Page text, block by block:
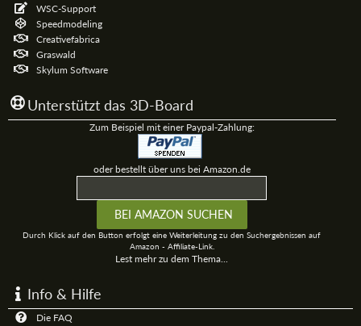
WSC-Support
Speedmodeling
Creativefabrica
Graswald
Skylum Software
Unterstützt das 3D-Board
Zum Beispiel mit einer Paypal-Zahlung:
oder bestellt über uns bei Amazon.de
Durch Klick auf den Button erfolgt eine Weiterleitung zu den Suchergebnissen auf
Amazon - Affiliate-Link.
Lest mehr zu dem Thema...
Info & Hilfe
Die FAQ